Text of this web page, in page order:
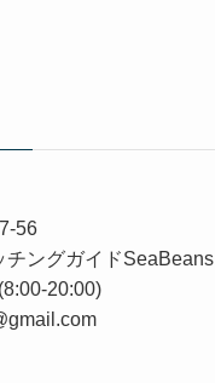
56
チングガイドSeaBeans
20:00)